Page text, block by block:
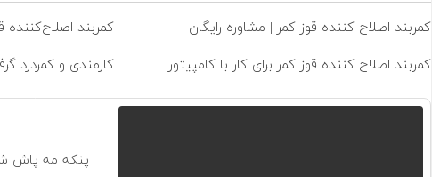
کمربند اصلاح کننده قوز کمر | مشاوره رایگان
کمربند
کمربند اصلاح کننده قوز کمر برای کار با کامپیتور
کارمندی و کمردرد
پنکه مه پاش